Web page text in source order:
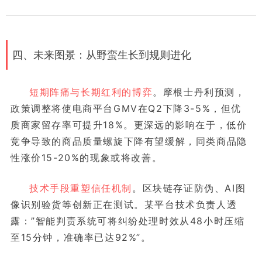
四、未来图景：从野蛮生长到规则进化
短期阵痛与长期红利的博弈。摩根士丹利预测，
政策调整将使电商平台GMV在Q2下降3-5%，但优
质商家留存率可提升18%。更深远的影响在于，低价
竞争导致的商品质量螺旋下降有望缓解，同类商品隐
性涨价15-20%的现象或将改善。
技术手段重塑信任机制 。区块链存证防伪、AI图
像识别验货等创新正在测试。某平台技术负责人透
露：”智能判责系统可将纠纷处理时效从48小时压缩
至15分钟，准确率已达92%”。